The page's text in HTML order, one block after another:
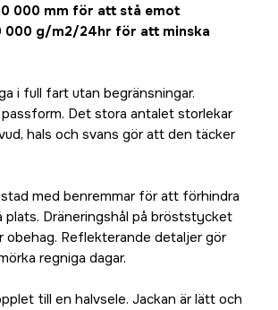
000 mm för att stå emot
000 g/m2/24hr för att minska
i full fart utan begränsningar.
Det stora antalet storlekar
hals och svans gör att den täcker
med benremmar för att förhindra
Dräneringshål på bröststycket
obehag. Reflekterande detaljer gör
regniga dagar.
till en halvsele. Jackan är lätt och